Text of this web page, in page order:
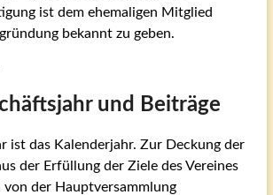
ist dem ehemaligen Mitglied
bekannt zu geben.
und Beiträge
ist das Kalenderjahr. Zur Deckung der
der Erfüllung der Ziele des Vereines
der Hauptversammlung